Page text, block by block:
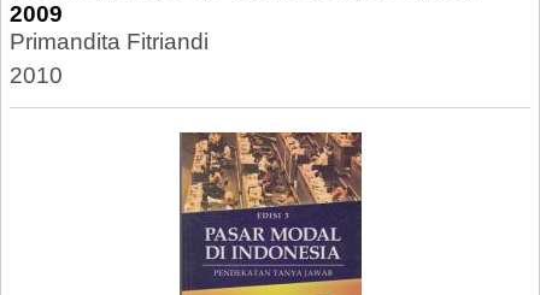
2009
Primandita Fitriandi
2010